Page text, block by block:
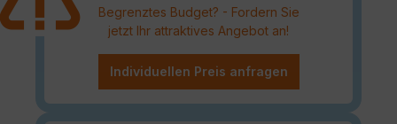
Begrenztes Budget? - Fordern Sie
jetzt Ihr attraktives Angebot an!
Individuellen Preis anfragen